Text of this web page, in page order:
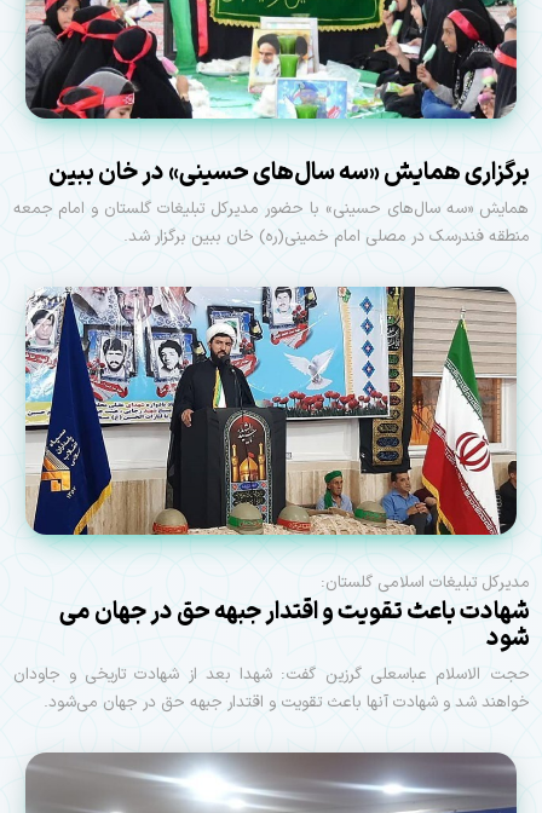
برگزاری همایش «سه سال‌های حسینی» در خان ببین
همایش «سه سال‌های حسینی» با حضور مدیرکل تبلیغات گلستان و امام جمعه
منطقه فندرسک در مصلی امام خمینی(ره) خان ببین برگزار شد.
مدیرکل تبلیغات اسلامی گلستان:
شهادت باعث تقویت و اقتدار جبهه حق در جهان می
شود
حجت الاسلام عباسعلی گرزین گفت: شهدا بعد از شهادت تاریخی و جاودان
خواهند شد و شهادت آنها باعث تقویت و اقتدار جبهه حق در جهان می‌شود.